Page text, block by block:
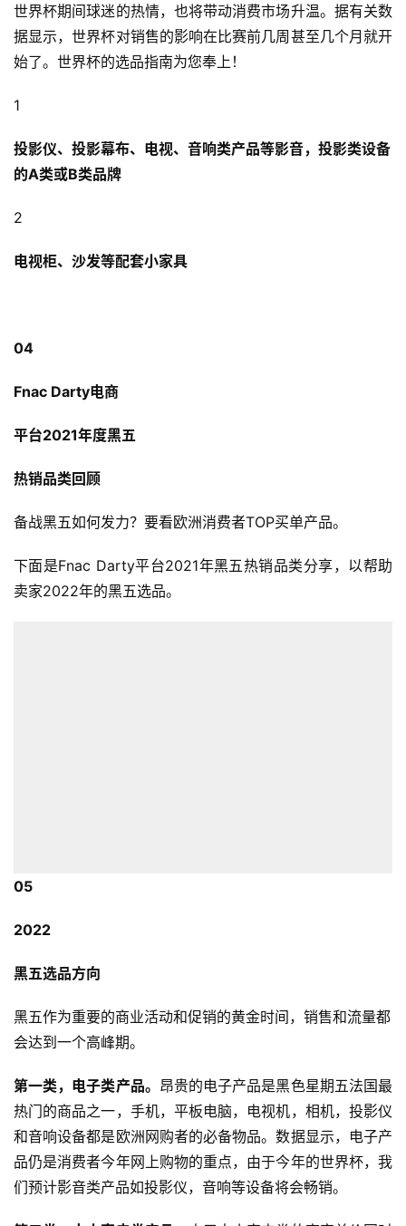
跨
境
百
媒
营
境
世界杯期间球迷的热情，也将带动消费市场升温。据有关数
据显示，世界杯对销售的影响在比赛前几周甚至几个月就开
始了。世界杯的选品指南为您奉上！
1
投影仪、投影幕布、电视、音响类产品等影音，投影类设备
的A类或B类品牌
2
电视柜、沙发等配套小家具
04
Fnac Darty电商
平台2021年度黑五
热销品类回顾
备战黑五如何发力？要看欧洲消费者TOP买单产品。
下面是Fnac Darty平台2021年黑五热销品类分享，以帮助
卖家2022年的黑五选品。
05
2022
黑五选品方向
黑五作为重要的商业活动和促销的黄金时间，销售和流量都
会达到一个高峰期。
第一类， 电子类产品。 昂贵的电子产品是黑色星期五法国最
热门的商品之一，手机，平板电脑，电视机，相机，投影仪
和音响设备都是欧洲网购者的必备物品。数据显示，电子产
品仍是消费者今年网上购物的重点，由于今年的世界杯，我
们预计影音类产品如投影仪，音响等设备将会畅销。